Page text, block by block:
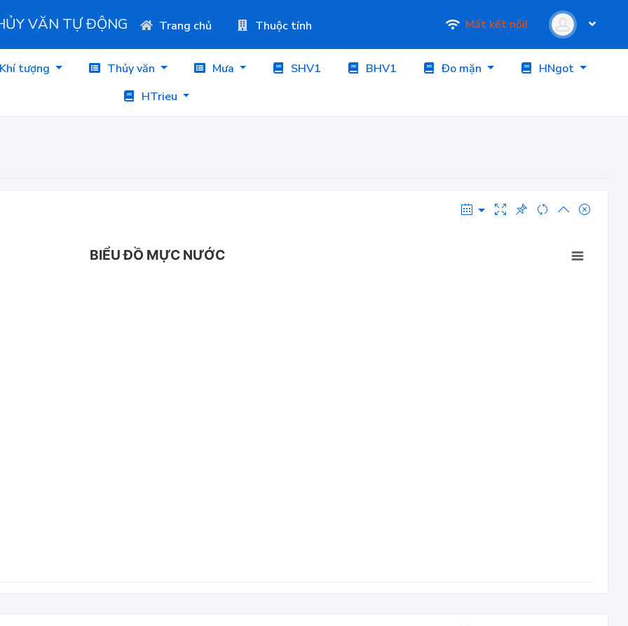
VĂN TỰ ĐỘNG Trang chủ Thuộc tính Mất kết nối!
Khí tượng Thủy văn Mưa SHV1 BHV1 Đo mặn
HNgot
HTrieu
BIỂU ĐỒ MỰC NƯỚC